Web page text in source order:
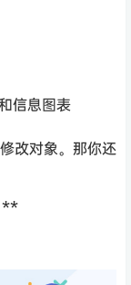
信息图表
改对象。那你还
**